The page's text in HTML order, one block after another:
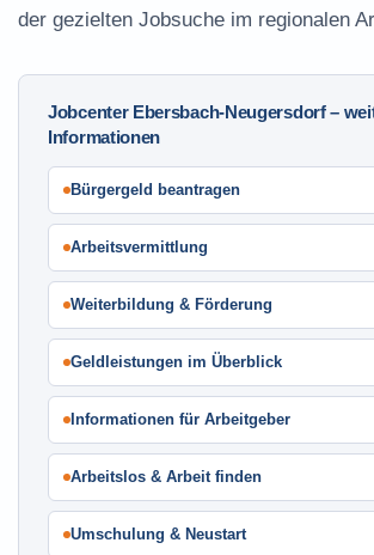
der gezielten Jobsuche im regionalen
Jobcenter Ebersbach-Neugersdorf –
Informationen
Bürgergeld beantragen
Arbeitsvermittlung
Weiterbildung & Förderung
Geldleistungen im Überblick
Informationen für Arbeitgeber
Arbeitslos & Arbeit finden
Umschulung & Neustart